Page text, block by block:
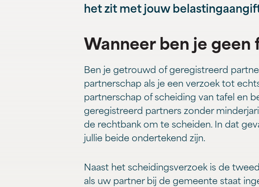
het zit met jouw
Wanneer ben je
Ben je getrouwd of geregistreerd
partnerschap als je een verzoek tot
partnerschap of scheiding van tafel en
geregistreerd partners zonder
de rechtbank om te scheiden. In dat
jullie beide ondertekend zijn.
Naast het scheidingsverzoek is de
als uw partner bij de gemeente staat